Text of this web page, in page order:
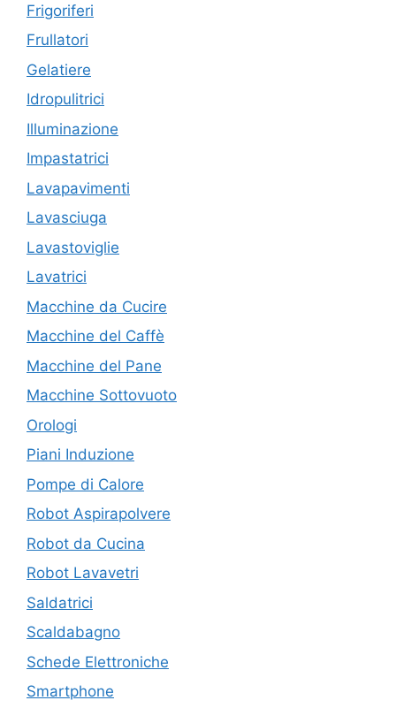
Frigoriferi
Frullatori
Gelatiere
Idropulitrici
Illuminazione
Impastatrici
Lavapavimenti
Lavasciuga
Lavastoviglie
Lavatrici
Macchine da Cucire
Macchine del Caffè
Macchine del Pane
Macchine Sottovuoto
Orologi
Piani Induzione
Pompe di Calore
Robot Aspirapolvere
Robot da Cucina
Robot Lavavetri
Saldatrici
Scaldabagno
Schede Elettroniche
Smartphone